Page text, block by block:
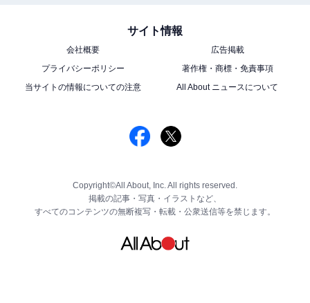
サイト情報
会社概要
広告掲載
プライバシーポリシー
著作権・商標・免責事項
当サイトの情報についての注意
All About ニュースについて
Copyright©All About, Inc. All rights reserved.
掲載の記事・写真・イラストなど、
すべてのコンテンツの無断複写・転載・公衆送信等を禁じます。